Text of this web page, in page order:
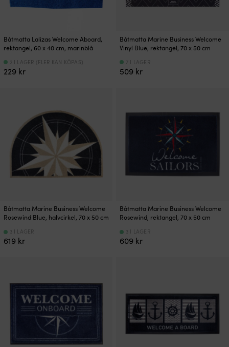
Båtmatta Lalizas Welcome Aboard,
rektangel, 60 x 40 cm, marinblå
229 kr
2 I LAGER (FLER KAN KÖPAS)
Båtmatta Marine Business Welcome
Vinyl Blue, rektangel, 70 x 50 cm
509 kr
7 I LAGER
Båtmatta Marine Business Welcome
Rosewind Blue, halvcirkel, 70 x 50 cm
619 kr
3 I LAGER
Båtmatta Marine Business Welcome
Rosewind, rektangel, 70 x 50 cm
609 kr
3 I LAGER